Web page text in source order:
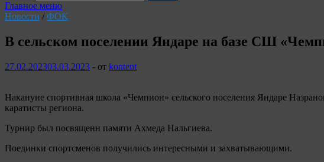
Главное меню
Новости / ФОК
В сельском поселении Яндаре на базе СШ
27.02.202303.03.2023 - от kontent
Накануне спортивная школа «Чемпион» сельского поселения Яндаре
каратисты региона.
Турнир был посвященн памяти Ахмеда Нальгиева.
Поединки спортсменов получились интересными и захватывающими.